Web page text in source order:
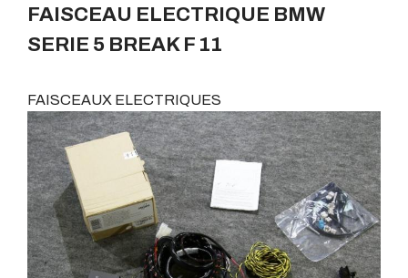
FAISCEAU ELECTRIQUE BMW
SERIE 5 BREAK F 11
FAISCEAUX ELECTRIQUES